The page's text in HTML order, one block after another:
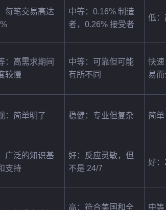
每笔交易高达
中等：0.16% 制造
者，0.26% 接受者
低：
：高需求期间
较慢
中等：可靠但可能
有所不同
快速
易
：简单明了 稳健：专业但复杂 简
广泛的知识基
支持
好：反应灵敏，但
不是 24/7
好：
高：符合美国和全 中等